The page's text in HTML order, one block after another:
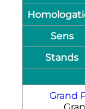
Sens
Stands
Grand